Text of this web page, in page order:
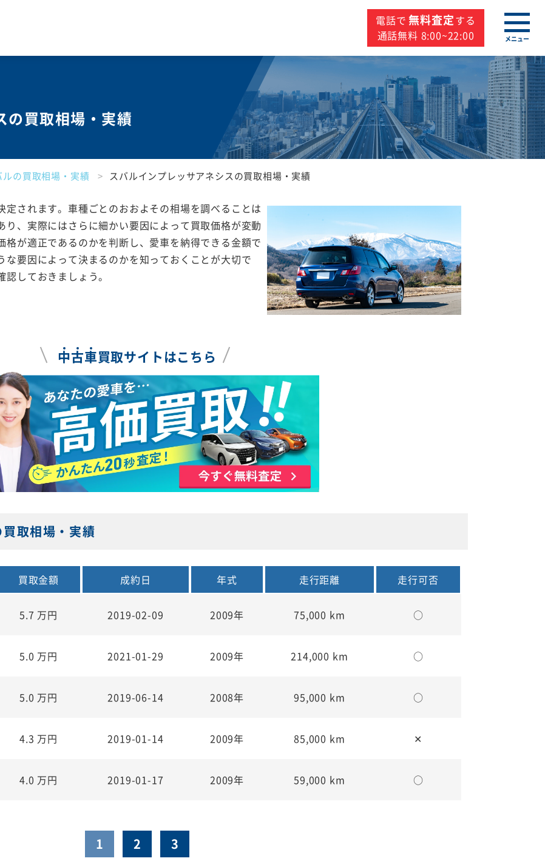
電話で 無料査定する
通話無料 8:00~22:00
メニュー
の買取相場・実績
ルの買取相場・実績 スバルインプレッサアネシスの買取相場・実績
されます。車種ごとのおおよその相場を調べることは
、実際にはさらに細かい要因によって買取価格が変動
が適正であるのかを判断し、愛車を納得できる金額で
要因によって決まるのかを知っておくことが大切で
しておきましょう。
中古車買取サイトはこちら
取相場・実績
買取金額 成約日 年式 走行距離
走行可否
5.7 万円 2019-02-09 2009年 75,000 km ○
5.0 万円 2021-01-29 2009年 214,000 km ○
5.0 万円 2019-06-14 2008年 95,000 km ○
4.3 万円 2019-01-14 2009年 85,000 km ✕
4.0 万円 2019-01-17 2009年 59,000 km ○
1 2 3